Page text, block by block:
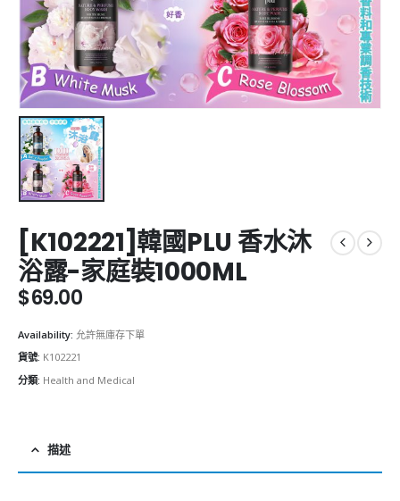
[K102221]韓國PLU 香水沐
浴露-家庭裝1000ML
$69.00
Availability: 允許無庫存下單
貨號: K102221
分類: Health and Medical
描述